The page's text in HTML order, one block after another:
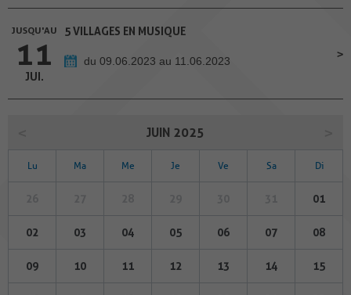
JUSQU'AU
11
JUI.
5 VILLAGES EN MUSIQUE
du 09.06.2023 au 11.06.2023
JUIN 2025
Lu Ma Me Je Ve Sa Di
01
02 03 04 05 06 07 08
09 10 11 12 13 14 15